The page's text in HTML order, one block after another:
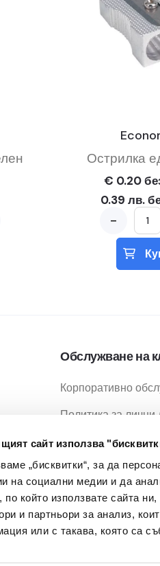
сайт използва
„бисквитки“, за да
на социални медии и да
по който използвате сайта
и партньори за анализ,
или с такава, която са
Острилка
€ 0.20
0.39 лв.
-
Обслужване на
Корпоративно
Политика за лични
Политика за
Условия за
Условия за
Често Задавани